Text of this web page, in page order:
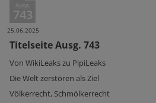
Ausg.
743
25.06.2025
Titelseite Ausg. 743
Von WikiLeaks zu PipiLeaks
Die Welt zerstören als Ziel
Völkerrecht, Schmölkerrecht